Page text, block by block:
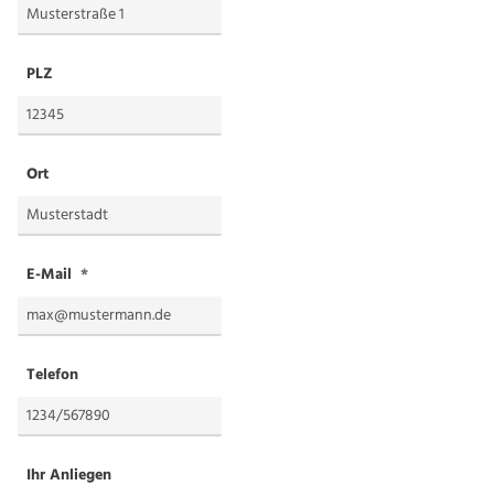
PLZ
Ort
E-Mail
Telefon
Ihr Anliegen